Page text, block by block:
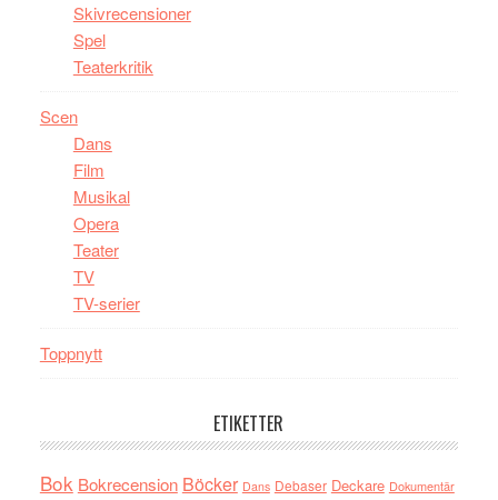
Skivrecensioner
Spel
Teaterkritik
Scen
Dans
Film
Musikal
Opera
Teater
TV
TV-serier
Toppnytt
ETIKETTER
Bok Bokrecension Böcker Dans Debaser Deckare Dokumentär